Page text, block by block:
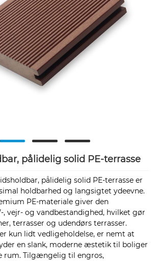
pålidelig solid PE-terrasse
pålidelig solid PE-terrasse er
holdbarhed og langsigtet ydeevne.
PE-materiale giver den
, vejr- og vandbestandighed, hvilket gør
terrasser og udendørs terrasser.
kun lidt vedligeholdelse, er nemt at
en slank, moderne æstetik til boliger
rum. Tilgængelig til engros,